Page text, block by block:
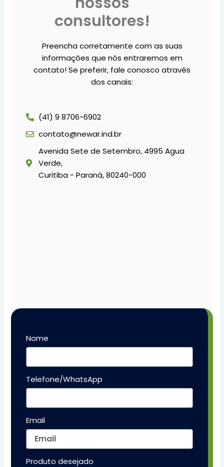
consultores!
Preencha corretamente com as suas
informações que nós entraremos em
contato! Se preferir, fale conosco através
dos canais:
(41) 9 8706-6902
contato@newar.ind.br
Avenida Sete de Setembro, 4995 Agua
Verde,
Curitiba - Paraná, 80240-000
Nome
Telefone/WhatsApp
Email
Produto desejado